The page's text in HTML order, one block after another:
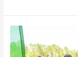
Águas
Abertas:
Três